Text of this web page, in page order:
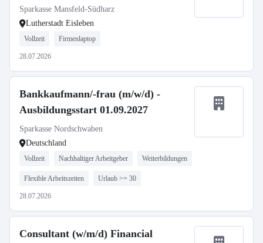
Sparkasse Mansfeld-Südharz
Lutherstadt Eisleben
Vollzeit Firmenlaptop
28.07.2026
Bankkaufmann/-frau (m/w/d) -
Ausbildungsstart 01.09.2027
Sparkasse Nordschwaben
Deutschland
Vollzeit Nachhaltiger Arbeitgeber Weiterbildungen
Flexible Arbeitszeiten Urlaub >= 30
28.07.2026
Consultant (w/m/d) Financial